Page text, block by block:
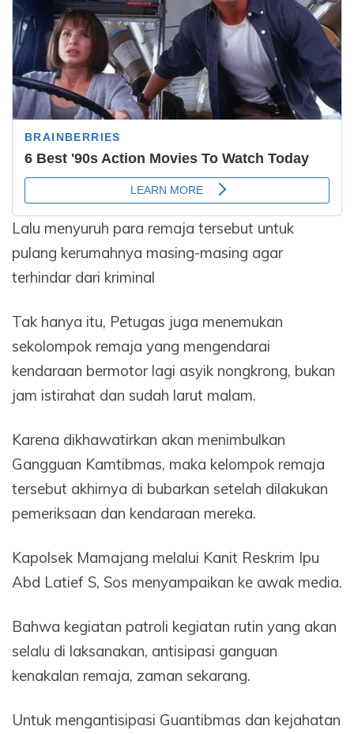
Lalu menyuruh para remaja tersebut untuk
pulang kerumahnya masing-masing agar
terhindar dari kriminal
Tak hanya itu, Petugas juga menemukan
sekolompok remaja yang mengendarai
kendaraan bermotor lagi asyik nongkrong, bukan
jam istirahat dan sudah larut malam.
Karena dikhawatirkan akan menimbulkan
Gangguan Kamtibmas, maka kelompok remaja
tersebut akhirnya di bubarkan setelah dilakukan
pemeriksaan dan kendaraan mereka.
Kapolsek Mamajang melalui Kanit Reskrim Ipu
Abd Latief S, Sos menyampaikan ke awak media.
Bahwa kegiatan patroli kegiatan rutin yang akan
selalu di laksanakan, antisipasi ganguan
kenakalan remaja, zaman sekarang.
Untuk mengantisipasi Guantibmas dan kejahatan